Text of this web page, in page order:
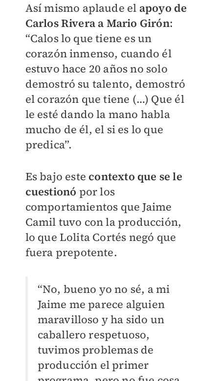
Así mismo aplaude el apoyo de
Carlos Rivera a Mario Girón:
“Calos lo que tiene es un
corazón inmenso, cuando él
estuvo hace 20 años no solo
demostró su talento, demostró
el corazón que tiene (…) Que él
le esté dando la mano habla
mucho de él, el si es lo que
predica”.
Es bajo este contexto que se le
cuestionó por los
comportamientos que Jaime
Camil tuvo con la producción,
lo que Lolita Cortés negó que
fuera prepotente.
“No, bueno yo no sé, a mi
Jaime me parece alguien
maravilloso y ha sido un
caballero respetuoso,
tuvimos problemas de
producción el primer